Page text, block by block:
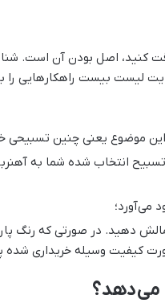
کنید، اصل بودن آن است.
لیست بیست راهکارهایی را
موضوع یعنی چنین تسبیحی
انتخاب شده شما به
می‌آورد؛
مالش دهید. در صورتی که رنگ
کیفیت وسیله خریداری شده
می‌دهد؟